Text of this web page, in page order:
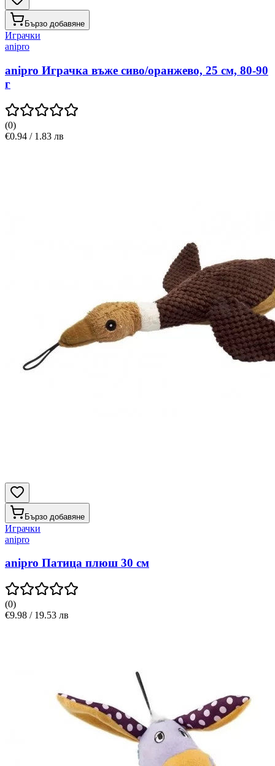
Бързо добавяне
Играчки
anipro
anipro Играчка въже сиво/оранжево, 25 см, 80-90
г
(0)
€0.94 / 1.83 лв
Бързо добавяне
Играчки
anipro
anipro Патица плюш 30 см
(0)
€9.98 / 19.53 лв